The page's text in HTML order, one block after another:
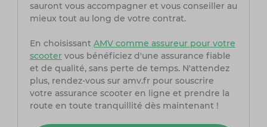
sauront vous accompagner et vous conseiller au
mieux tout au long de votre contrat.
En choisissant AMV comme assureur pour votre
scootervous bénéficiez d'une assurance fiable
et de qualité, sans perte de temps. N'attendez
plus, rendez-vous sur amv.fr pour souscrire
votre assurance scooter en ligne et prendre la
route en toute tranquillité dès maintenant !